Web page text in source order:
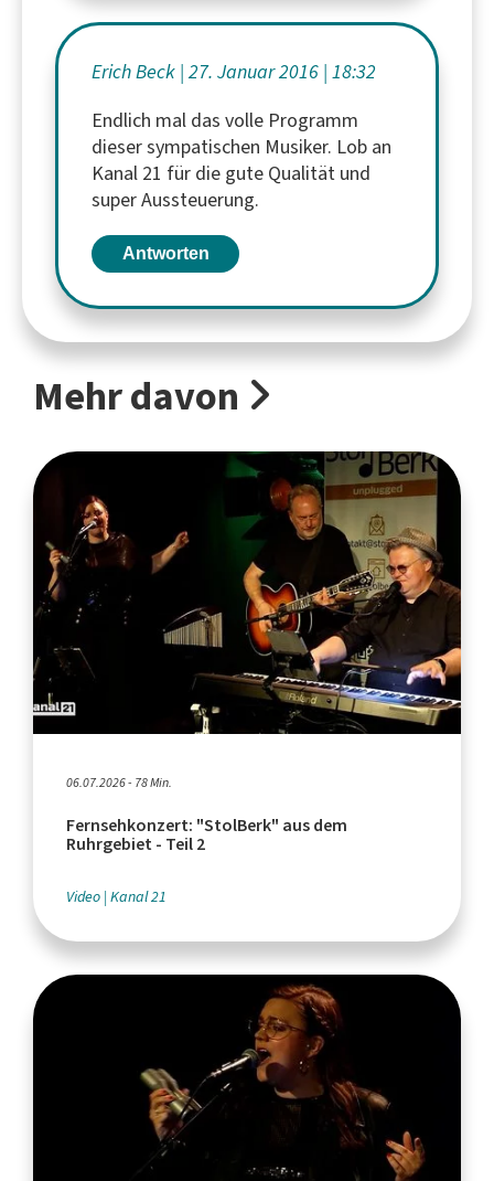
Erich Beck 27. Januar 2016 18:32
Endlich mal das volle Programm
dieser sympatischen Musiker. Lob an
Kanal 21 für die gute Qualität und
super Aussteuerung.
Antworten
Mehr davon
06.07.2026 - 78 Min.
Fernsehkonzert: "StolBerk" aus dem
Ruhrgebiet - Teil 2
Video Kanal 21